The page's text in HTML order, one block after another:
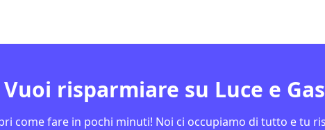
Vuoi risparmiare su Luce e
come fare in pochi minuti! Noi ci occupiamo di tutto e tu